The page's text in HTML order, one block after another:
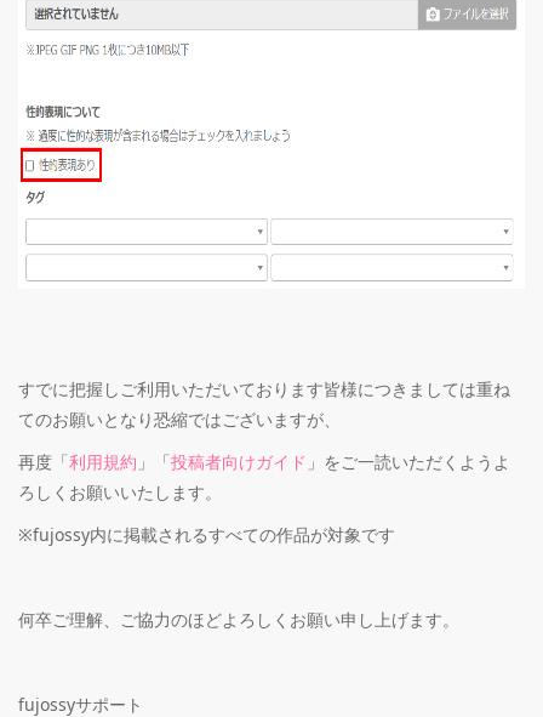
すでに把握しご利用いただいております皆様につきましては重ね
てのお願いとなり恐縮ではございますが、
再度「利用規約 」「投稿者向けガイド 」をご一読いただくようよ
ろしくお願いいたします。
※fujossy内に掲載されるすべての作品が対象です
何卒ご理解、ご協力のほどよろしくお願い申し上げます。
fujossyサポート